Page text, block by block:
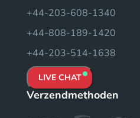
+44-203-608-1340
+44-808-189-1420
+44-203-514-1638
LIVE CHAT
Verzendmethoden